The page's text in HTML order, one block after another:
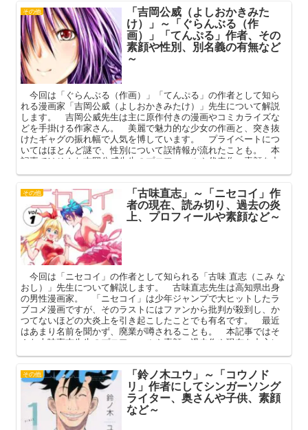
その他 「吉岡公威（よしおかきみた
け）」～「ぐらんぶる（作
画）」「てんぷる」作者、その
素顔や性別、別名義の有無など
～
今回は「ぐらんぶる（作画）」「てんぷる」の作者として知ら
れる漫画家「吉岡公威（よしおかきみたけ）」先生について解説
します。 吉岡公威先生は主に原作付きの漫画やコミカライズな
どを手掛ける作家さん。 美麗で魅力的な少女の作画と、突き抜
けたギャグの振れ幅で人気を博しています。 プライベートにつ
いてはほとんど謎で、性別について誤情報が流れたことも。 本
記事ではそんな吉岡公威先生のプロフィールや代表作、素顔を中
その他 「古味直志」～「ニセコイ」作
者の現在、読み切り、過去の炎
上、プロフィールや素顔など～
今回は「ニセコイ」の作者として知られる「古味 直志（こみ な
おし）」先生について解説します。 古味直志先生は高知県出身
の男性漫画家。 「ニセコイ」は少年ジャンプで大ヒットしたラ
ブコメ漫画ですが、そのラストにはファンから批判が殺到し、か
つてないほどの大炎上を引き起こしたことでも有名です。 最近
はあまり名前を聞かず、廃業が噂されることも。 本記事ではそ
んな古味直志先生のプロフィールや素顔、過去作や現在を中心に
解説してまいります。
その他 「鈴ノ木ユウ」～「コウノド
リ」作者にしてシンガーソング
ライター、奥さんや子供、素顔
など～